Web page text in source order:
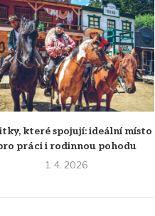
které spojují: ideální místo
práci i rodinnou pohodu
1. 4. 2026